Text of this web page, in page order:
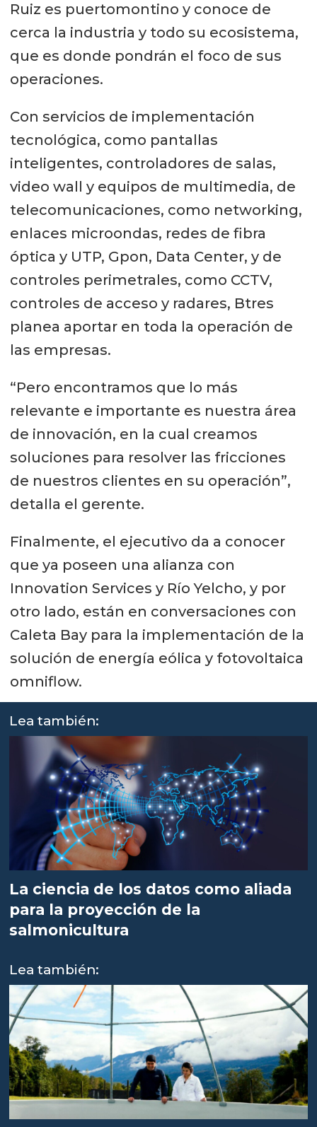
Ruiz es puertomontino y conoce de
cerca la industria y todo su ecosistema,
que es donde pondrán el foco de sus
operaciones.
Con servicios de implementación
tecnológica, como pantallas
inteligentes, controladores de salas,
video wall y equipos de multimedia, de
telecomunicaciones, como networking,
enlaces microondas, redes de fibra
óptica y UTP, Gpon, Data Center, y de
controles perimetrales, como CCTV,
controles de acceso y radares, Btres
planea aportar en toda la operación de
las empresas.
“Pero encontramos que lo más
relevante e importante es nuestra área
de innovación, en la cual creamos
soluciones para resolver las fricciones
de nuestros clientes en su operación”,
detalla el gerente.
Finalmente, el ejecutivo da a conocer
que ya poseen una alianza con
Innovation Services y Río Yelcho, y por
otro lado, están en conversaciones con
Caleta Bay para la implementación de la
solución de energía eólica y fotovoltaica
omniflow.
Lea también:
La ciencia de los datos como aliada
para la proyección de la
salmonicultura
Lea también: